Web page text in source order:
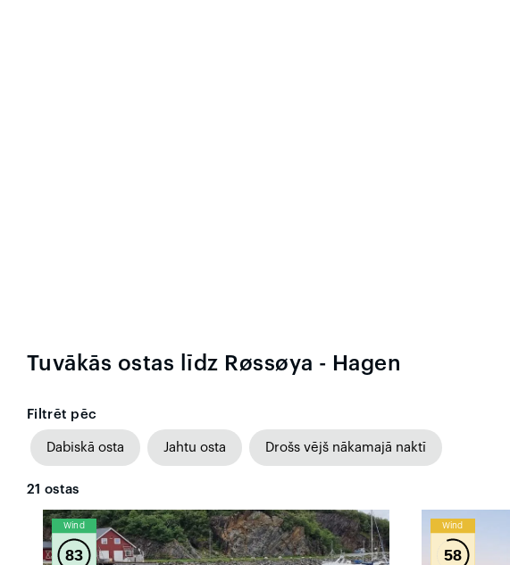
Tuvākās ostas līdz Røssøya - Hagen
Filtrēt pēc
Dabiskā osta Jahtu osta Drošs vējš nākamajā naktī
21 ostas
Wind
83
Wind
58